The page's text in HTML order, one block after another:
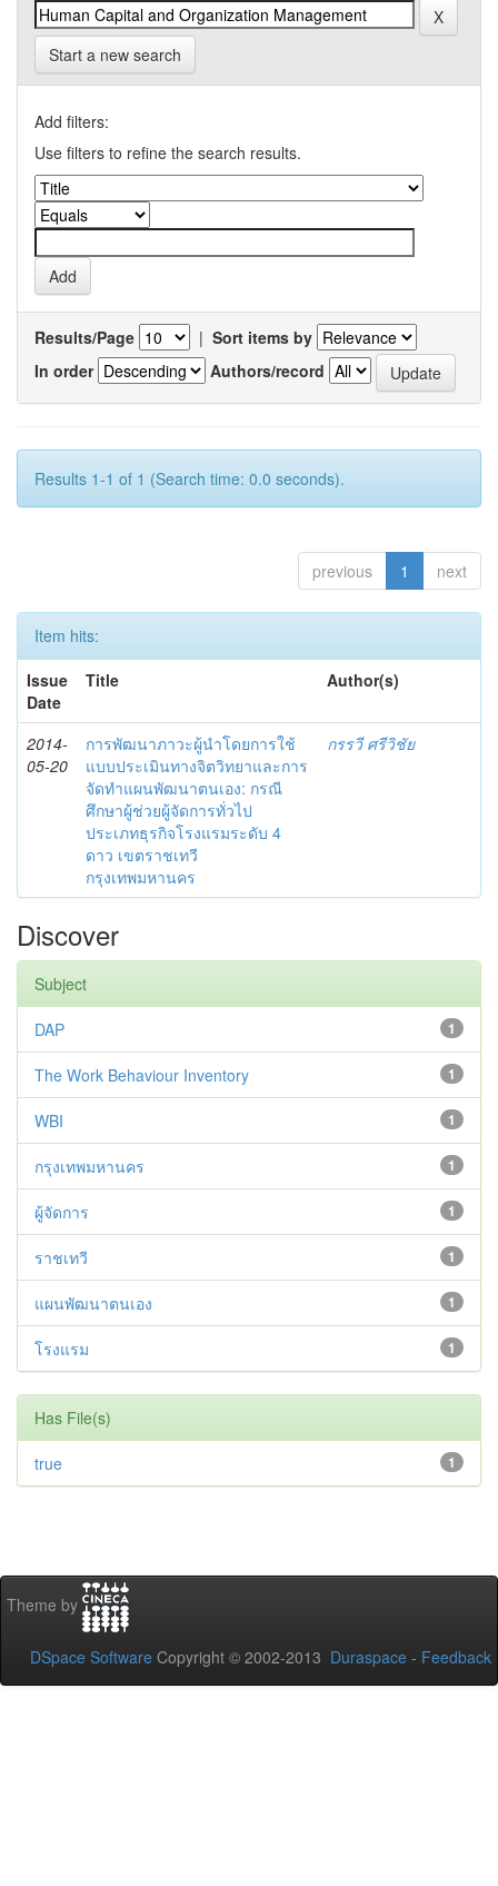
Start a new search
Add filters:
Use filters to refine the search results.
Results/Page | Sort items by
In order
Authors/record
Results 1-1 of 1 (Search time: 0.0 seconds).
previous 1 next
Item hits:
Issue
Date
Title Author(s)
2014-
05-20
การพัฒนาภาวะผู้นำโดยการใช้
แบบประเมินทางจิตวิทยาและการ
จัดทำแผนพัฒนาตนเอง: กรณี
ศึกษาผู้ช่วยผู้จัดการทั่วไป
ประเภทธุรกิจโรงแรมระดับ 4
ดาว เขตราชเทวี
กรุงเทพมหานคร
กรรวี ศรีวิชัย
Discover
Subject
1
DAP
1
The Work Behaviour Inventory
1
WBI
1
กรุงเทพมหานคร
1
ผู้จัดการ
1
ราชเทวี
1
แผนพัฒนาตนเอง
1
โรงแรม
Has File(s)
1
true
Theme by
DSpace Software Copyright © 2002-2013 Duraspace - Feedback